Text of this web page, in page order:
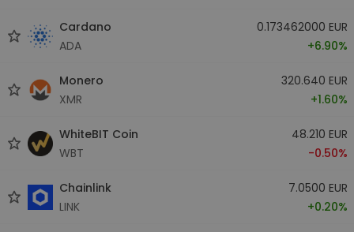
Cardano
ADA
0.173462000 EUR
+6.90%
Monero
XMR
320.640 EUR
+1.60%
WhiteBIT Coin
WBT
48.210 EUR
-0.50%
Chainlink
LINK
7.0500 EUR
+0.20%